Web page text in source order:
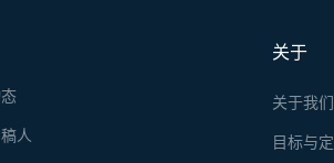
关于
关于我们
目标与
人